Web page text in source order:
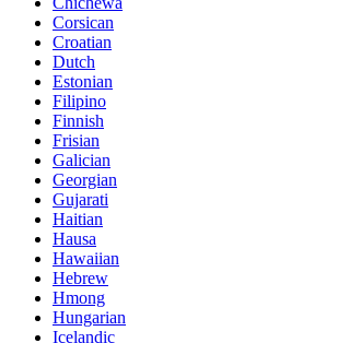
Corsican
Croatian
Dutch
Estonian
Filipino
Finnish
Frisian
Galician
Georgian
Gujarati
Haitian
Hausa
Hawaiian
Hebrew
Hmong
Hungarian
Icelandic